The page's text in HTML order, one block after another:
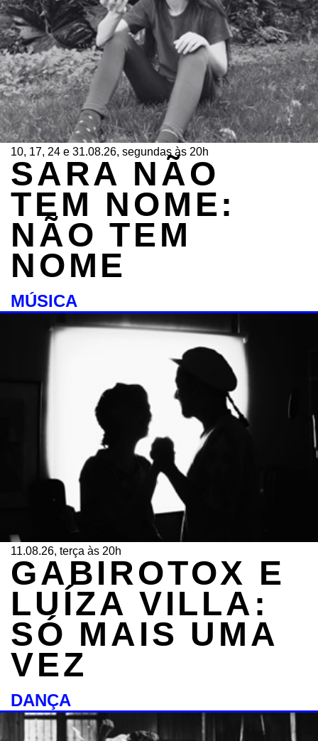
10, 17, 24 e 31.08.26, segundas às 20h
SARA NÃO
TEM NOME:
NÃO TEM
NOME
MÚSICA
11.08.26, terça às 20h
GABIROTOX E
LUÍZA VILLA:
SÓ MAIS UMA
VEZ
DANÇA